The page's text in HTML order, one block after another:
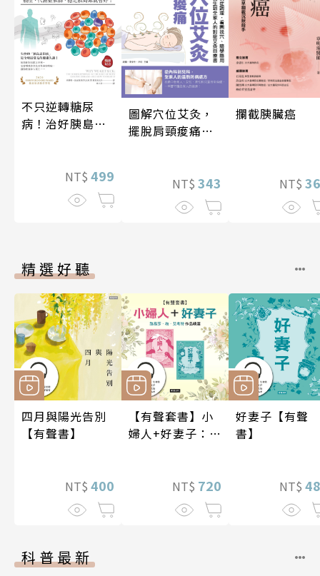
不只逆轉糖尿
病！治好胰島素
NT$ 499
圖解穴位艾灸，
擺脫肩頸痠痛、
NT$ 343
攔截胰臟癌
NT$
精選好聽
四月與陽光告別
【有聲書】
NT$ 400
【有聲套書】小
婦人+好妻子：路
NT$ 720
好妻子【有聲
書】
NT$
科普最新